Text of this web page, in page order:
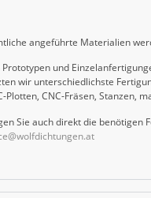
angeführte Materialien
Prototypen und
wir unterschiedlichste
Plotten, CNC-Fräsen, Stanzen,
Sie auch direkt die benötigen